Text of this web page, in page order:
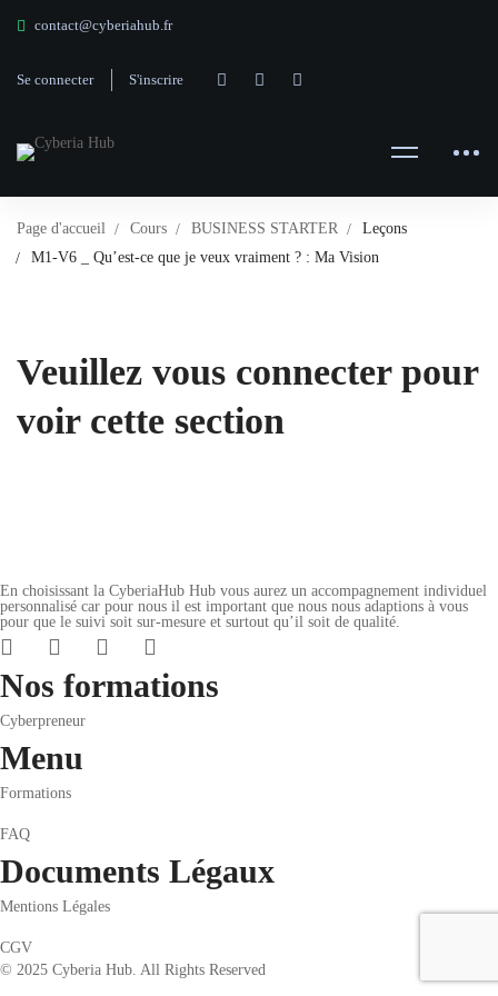
contact@cyberiahub.fr
Se connecter S'inscrire
Page d'accueil Cours BUSINESS STARTER
Leçons
M1-V6 _ Qu’est-ce que je veux vraiment ? : Ma Vision
Veuillez vous connecter pour
voir cette section
En choisissant la CyberiaHub Hub vous aurez un accompagnement individuel
personnalisé car pour nous il est important que nous nous adaptions à vous
pour que le suivi soit sur-mesure et surtout qu’il soit de qualité.
Nos formations
Cyberpreneur
Menu
Formations
FAQ
Documents Légaux
Mentions Légales
CGV
© 2025 Cyberia Hub. All Rights Reserved